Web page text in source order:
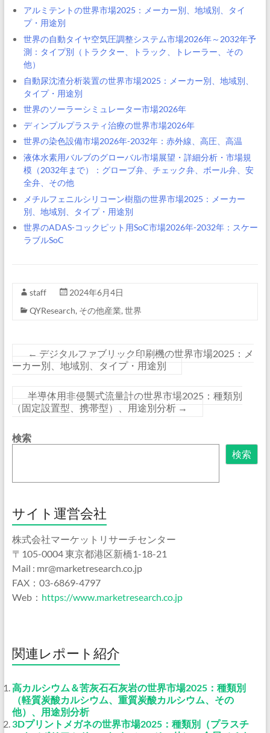
アルミテントの世界市場2025：メーカー別、地域別、タイ
プ・用途別
世界の自動タイヤ空気圧調整システム市場2026年～2032年予
測：タイプ別（トラクター、トラック、トレーラー、その
他）
自動尿沈渣分析装置の世界市場2025：メーカー別、地域別、
タイプ・用途別
世界のソーラーシミュレーター市場2026年
ディンプルプラスティ治療の世界市場2026年
世界の染色設備市場2026年-2032年：赤外線、高圧、高温
液体水素用バルブのグローバル市場展望・詳細分析・市場規
模（2032年まで）：グローブ弁、チェック弁、ボール弁、安
全弁、その他
メチルフェニルシリコーン樹脂の世界市場2025：メーカー
別、地域別、タイプ・用途別
世界のADAS-コックピット用SoC市場2026年-2032年：スケー
ラブルSoC
staff
2024年6月4日
QYResearch, その他産業, 世界
← デジタルファブリック印刷機の世界市場2025：メ
ーカー別、地域別、タイプ・用途別
半導体用非侵襲式流量計の世界市場2025：種類別
（固定設置型、携帯型）、用途別分析 →
検索
検索
サイト運営会社
株式会社マーケットリサーチセンター
〒105-0004 東京都港区新橋1-18-21
Mail : mr@marketresearch.co.jp
FAX：03-6869-4797
Web： https://www.marketresearch.co.jp
関連レポート紹介
高カルシウム＆苦灰石石灰岩の世界市場2025：種類別
（軽質炭酸カルシウム、重質炭酸カルシウム、その
他）、用途別分析
3Dプリントメガネの世界市場2025：種類別（プラスチ